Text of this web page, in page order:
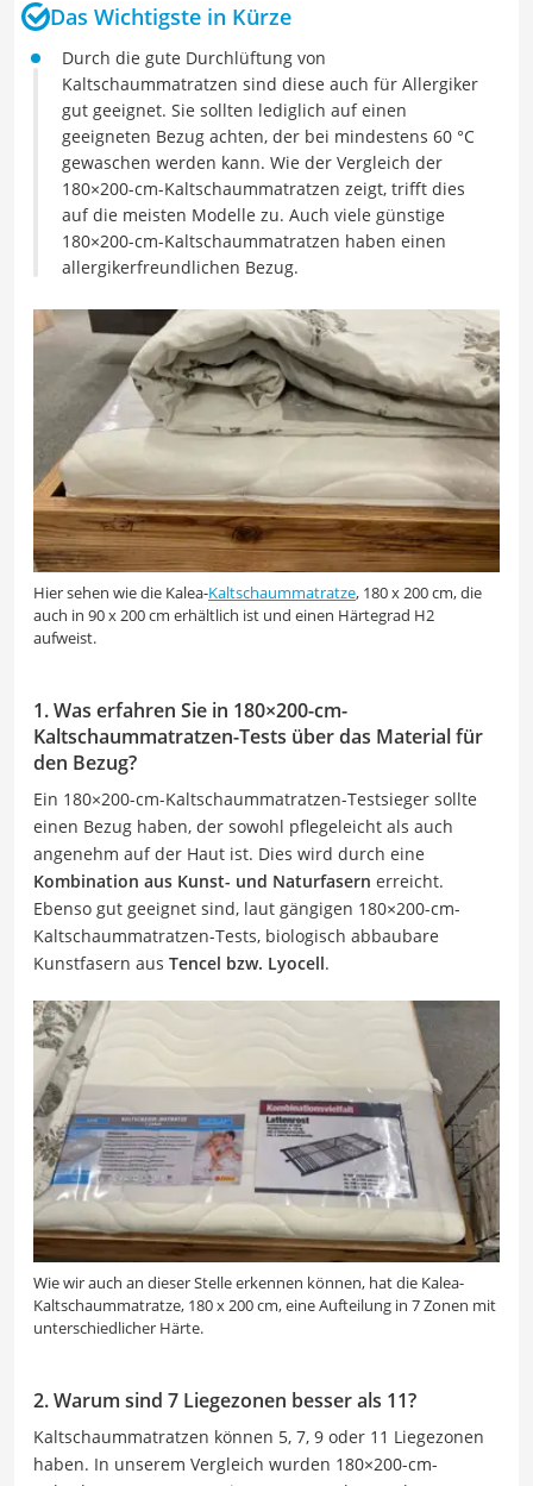
Das Wichtigste in Kürze
Durch die gute Durchlüftung von
Kaltschaummatratzen sind diese auch für Allergiker
gut geeignet. Sie sollten lediglich auf einen
geeigneten Bezug achten, der bei mindestens 60 °C
gewaschen werden kann. Wie der Vergleich der
180×200-cm-Kaltschaummatratzen zeigt, trifft dies
auf die meisten Modelle zu. Auch viele günstige
180×200-cm-Kaltschaummatratzen haben einen
allergikerfreundlichen Bezug.
Hier sehen wie die Kalea-Kaltschaummatratze, 180 x 200 cm, die
auch in 90 x 200 cm erhältlich ist und einen Härtegrad H2
aufweist.
1. Was erfahren Sie in 180×200-cm-
Kaltschaummatratzen-Tests über das Material für
den Bezug?
Ein 180×200-cm-Kaltschaummatratzen-Testsieger sollte
einen Bezug haben, der sowohl pflegeleicht als auch
angenehm auf der Haut ist. Dies wird durch eine
Kombination aus Kunst- und Naturfasern erreicht.
Ebenso gut geeignet sind, laut gängigen 180×200-cm-
Kaltschaummatratzen-Tests, biologisch abbaubare
Kunstfasern aus Tencel bzw. Lyocell.
Wie wir auch an dieser Stelle erkennen können, hat die Kalea-
Kaltschaummatratze, 180 x 200 cm, eine Aufteilung in 7 Zonen mit
unterschiedlicher Härte.
2. Warum sind 7 Liegezonen besser als 11?
Kaltschaummatratzen können 5, 7, 9 oder 11 Liegezonen
haben. In unserem Vergleich wurden 180×200-cm-